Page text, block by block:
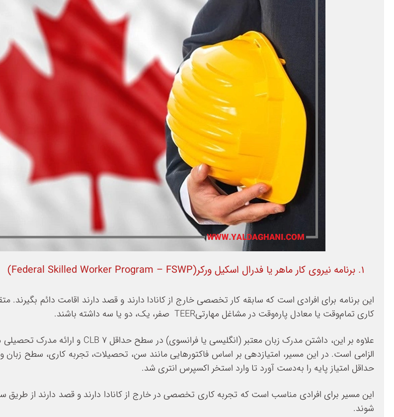
۱. برنامه نیروی کار ماهر یا فدرال اسکیل ورکر(Federal Skilled Worker Program – FSWP)
این برنامه برای افرادی است که سابقه کار تخصصی خارج از کانادا دارند و قصد دارند اقامت دائم
کاری تمام‌وقت یا معادل پاره‌وقت در مشاغل مهارتیTEER صفر، یک، دو یا سه داشته باشند.
الزامی است. در این مسیر، امتیازدهی بر اساس فاکتورهایی مانند سن، تحصیلات، تجربه کاری، سطح
حداقل امتیاز پایه را به‌دست آورد تا وارد استخر اکسپرس انتری شد.
شوند.